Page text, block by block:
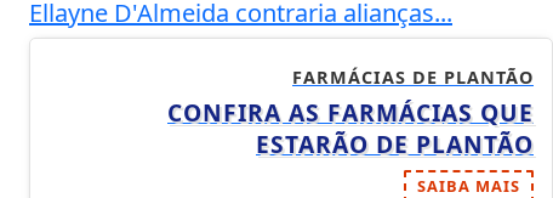
Ellayne D'Almeida contraria alianças...
FARMÁCIAS DE PLANTÃO
CONFIRA AS FARMÁCIAS QUE
ESTARÃO DE PLANTÃO
SAIBA MAIS